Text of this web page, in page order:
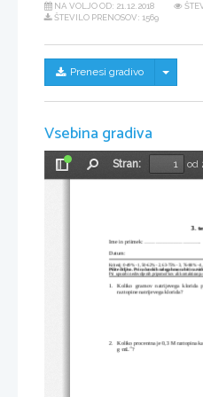
NA VOLJO OD: 21.12.2018
ŠTEVILO PRENOSOV: 1569
Prenesi gradivo Skrij/
Vsebina gradiva
Preklopi
Stran:
od
3.
Ime in priimek: ...............................
Datum:
Kriterij: 0-49% - 1, 50-62% - 2, 63-75% - 3, 76-88% - 4,
Pišite čitljivo. Pri računskih nalogah mora biti
Pri  uporabi nedovoljenih pripomočkov ali kontaktiranju
1.
Koliko   gramov   natrijevega   klorida
raztopine natrijevega klorida?
2.
Koliko procentna je 0,3 M raztopina
g·mL ?